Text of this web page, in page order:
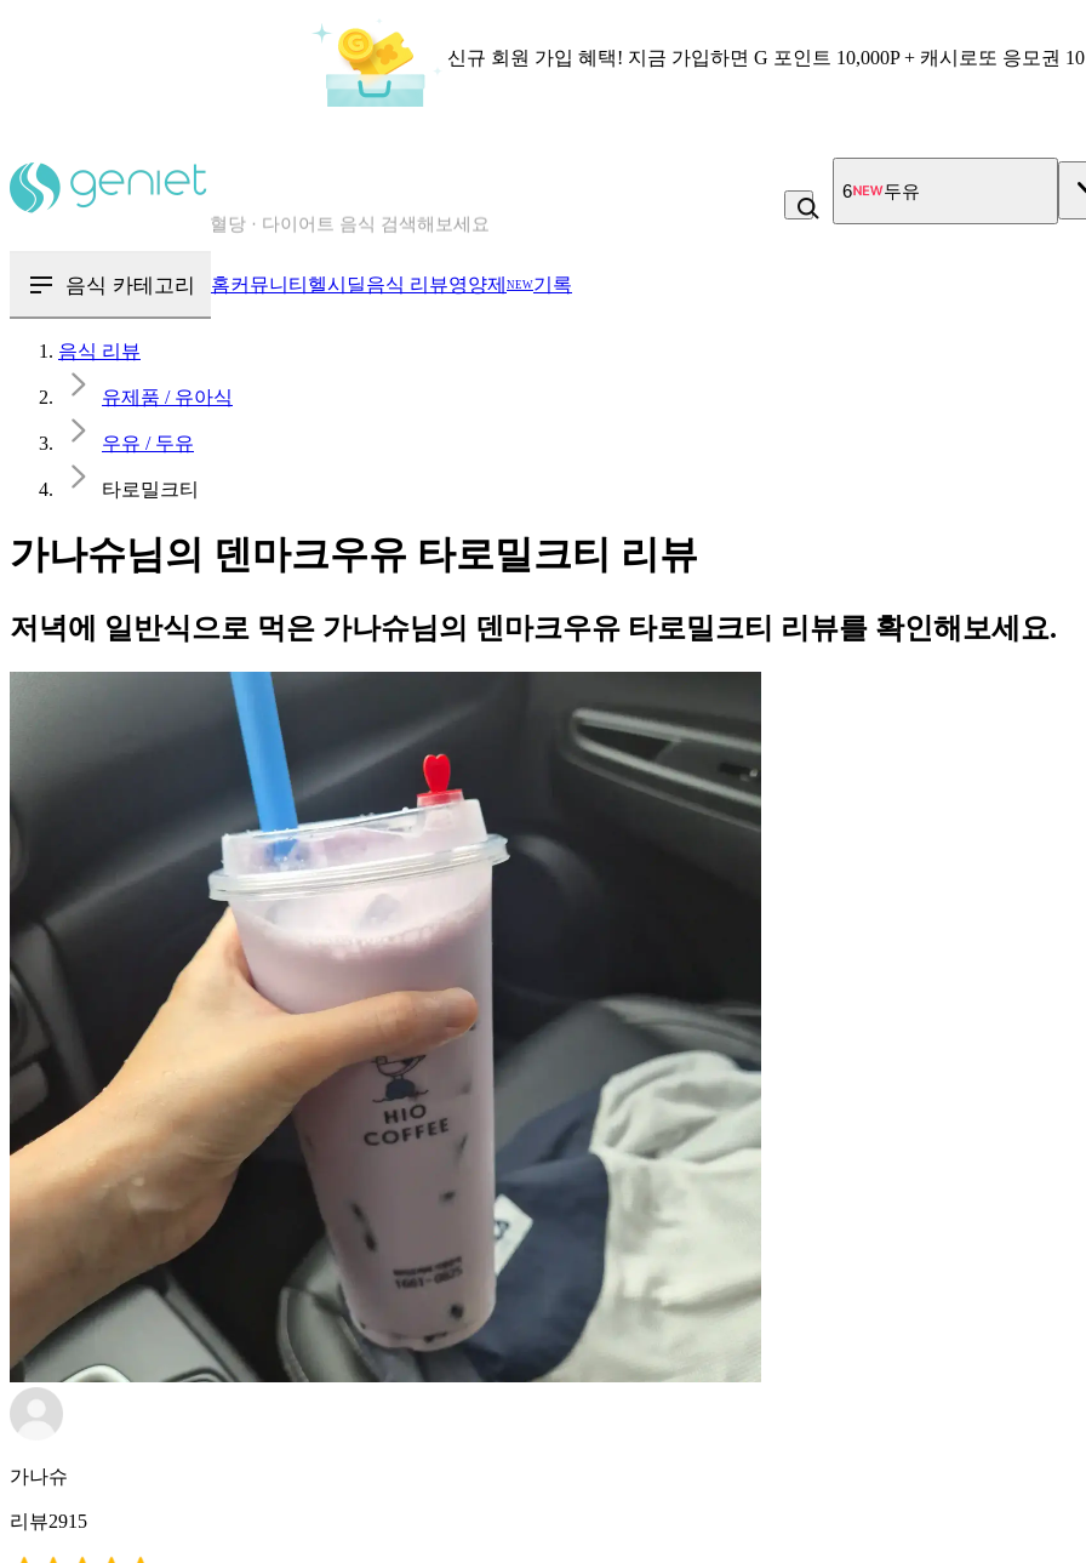
신규 회원 가입 혜택! 지금 가입하면 G 포인트 10,000P + 캐시로또 응모권
칼로리와 영양성분을 검색해보세요
7 김치
음식 카테고리 홈커뮤니티 헬시딜음식 리뷰영양제 NEW기록
음식 리뷰
유제품 / 유아식
우유 / 두유
타로밀크티
가나슈님의 덴마크우유 타로밀크티 리뷰
저녁에 일반식으로 먹은 가나슈님의 덴마크우유 타로밀크티 리뷰를 확인해보세요.
가나슈
리뷰2915